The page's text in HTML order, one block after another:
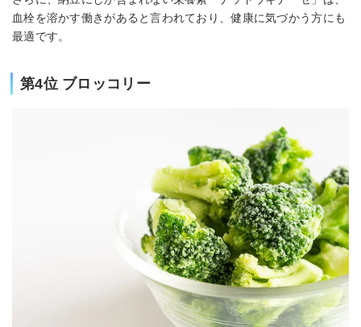
血栓を溶かす働きがあると言われており、健康に気づかう方にも
最適です。
第4位 ブロッコリー